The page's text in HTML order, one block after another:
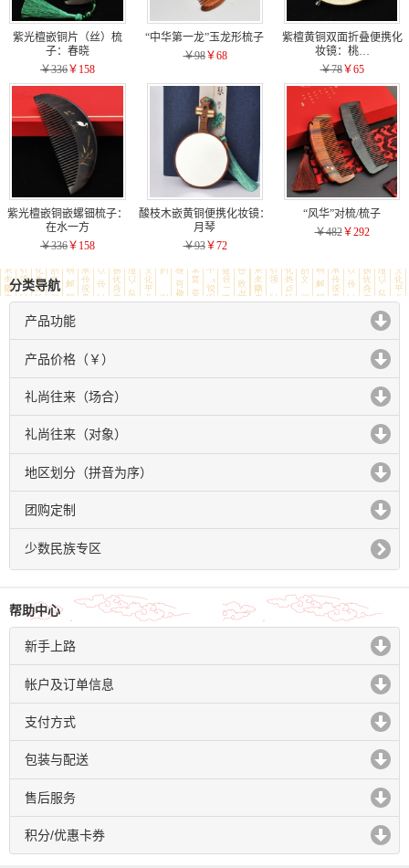
紫光檀嵌铜片（丝）梳
子：春晓
￥336￥158
“中华第一龙”玉龙形梳子
￥98￥68
紫檀黄铜双面折叠便携化
妆镜：桃…
￥78￥65
紫光檀嵌铜嵌螺钿梳子：
在水一方
￥336￥158
酸枝木嵌黄铜便携化妆镜：
月琴
￥93￥72
“风华”对梳/梳子
￥482￥292
分类导航
产品功能
click to expand contents
产品价格（￥）
click to expand contents
礼尚往来（场合）
click to expand contents
礼尚往来（对象）
click to expand contents
地区划分（拼音为序）
click to expand contents
团购定制
click to expand contents
少数民族专区
帮助中心
新手上路
click to expand contents
帐户及订单信息
click to expand contents
支付方式
click to expand contents
包装与配送
click to expand contents
售后服务
click to expand contents
积分/优惠卡券
click to expand contents